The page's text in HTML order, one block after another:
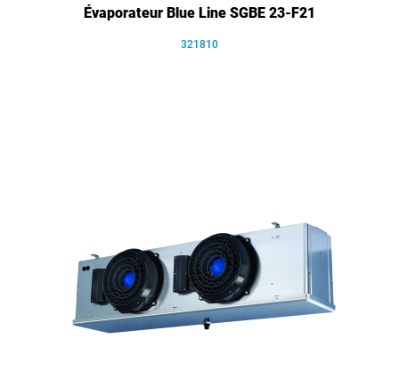
Évaporateur Blue Line SGBE 23-F21
321810